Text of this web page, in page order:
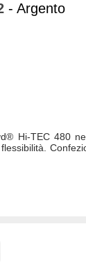
- Argento
Hi-TEC 480